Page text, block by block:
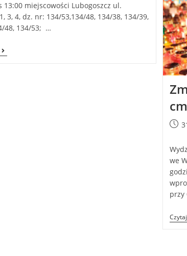
13:00 miejscowości Lubogoszcz ul.
3, 4, dz. nr: 134/53,134/48, 134/38, 134/39,
48, 134/53; …
we
przy